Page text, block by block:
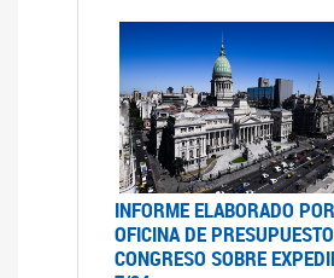
INFORME ELABORADO
OFICINA DE
CONGRESO SOBRE